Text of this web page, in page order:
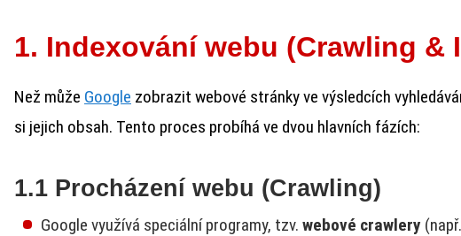
1. Indexování webu (Crawling &
Než může Google zobrazit webové stránky ve výsledcích
si jejich obsah. Tento proces probíhá ve dvou hlavních fázích:
1.1 Procházení webu (Crawling)
Google využívá speciální programy, tzv. webové crawlery (např.